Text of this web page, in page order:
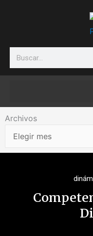
Search
Archivos
Archivos